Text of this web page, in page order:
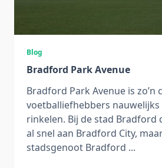
Blog
Bradford Park Avenue
Bradford Park Avenue is zo’n
voetballiefhebbers
rinkelen. Bij de stad Bradford
al snel aan Bradford City,
stadsgenoot Bradford ...